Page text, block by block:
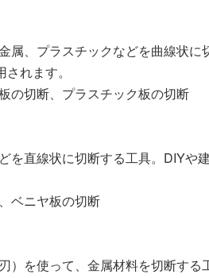
属、プラスチックなどを曲線状に
れます。
の切断、プラスチック板の切断
を直線状に切断する工具。DIYや
ベニヤ板の切断
）を使って、金属材料を切断する